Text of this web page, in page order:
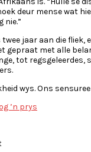
deur mense wat
nie.”
twee jaar aan die fliek,
gepraat met alle
tot regsgeleerdes,
wys. Ons
’n prys